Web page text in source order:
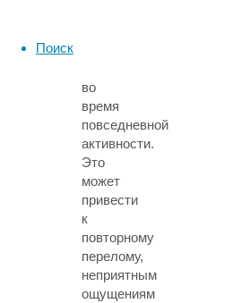
Поиск
во
время
повседневной
активности.
Это
может
привести
к
повторному
перелому,
неприятным
ощущениям